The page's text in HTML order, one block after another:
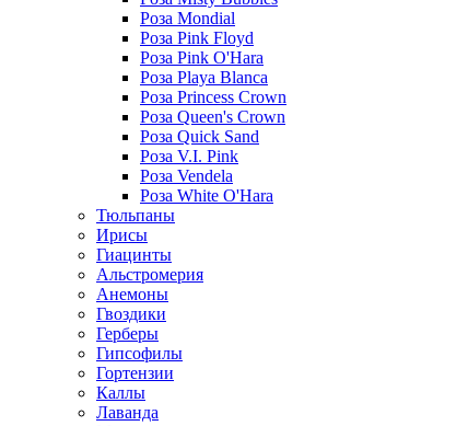
Роза Mondial
Роза Pink Floyd
Роза Pink O'Hara
Роза Playa Blanca
Роза Princess Crown
Роза Queen's Crown
Роза Quick Sand
Роза V.I. Pink
Роза Vendela
Роза White O'Hara
Тюльпаны
Ирисы
Гиацинты
Альстромерия
Анемоны
Гвоздики
Герберы
Гипсофилы
Гортензии
Каллы
Лаванда